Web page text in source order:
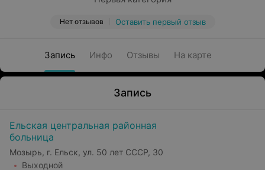
Нет отзывов Оставить первый отзыв
Запись Инфо Отзывы На карте
Запись
Ельская центральная районная
больница
Мозырь, г. Ельск, ул. 50 лет СССР, 30
Выходной